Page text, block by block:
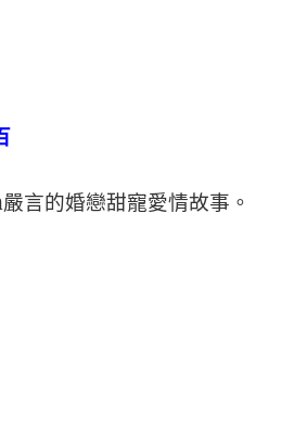
言的婚戀甜寵愛情故事。